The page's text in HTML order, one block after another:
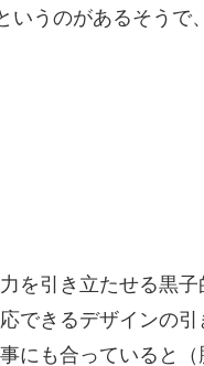
いうのがあるそうで、
を引き立たせる黒子
できるデザインの引
にも合っていると